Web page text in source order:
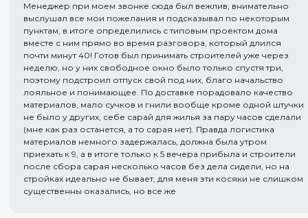
Менеджер при моем звонке сюда был вежлив, внимательно
выслушал все мои пожелания и подсказывал по некоторым
пунктам, в итоге определились с типовым проектом дома
вместе с ним прямо во время разговора, который длился
почти минут 40! Готов был принимать строителей уже через
неделю, но у них свободное окно было только спустя три,
поэтому подстроил отпуск свой под них, благо начальство
лояльное и понимающее. По доставке порадовало качество
материалов, мало сучков и гнили вообще кроме одной штучки
не было у других, себе сарай для жилья за пару часов сделали
(мне как раз останется, а то сарая нет). Правда логистика
материалов немного задержалась, должна была утром
приехать к 9, а в итоге только к 5 вечера прибыла и строители
после сбора сарая несколько часов без дела сидели, но на
стройках идеально не бывает, для меня эти косяки не слишком
существенны оказались, но все же